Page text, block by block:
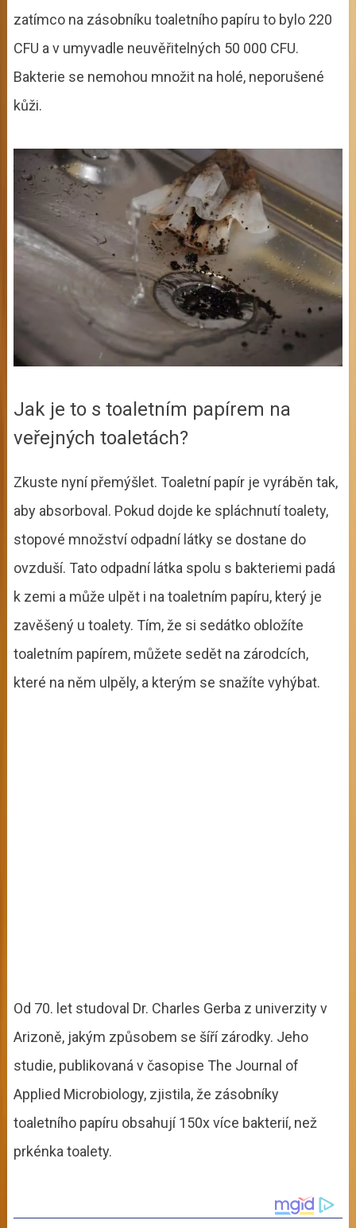
zatímco na zásobníku toaletního papíru to bylo 220
CFU a v umyvadle neuvěřitelných 50 000 CFU.
Bakterie se nemohou množit na holé, neporušené
kůži.
Jak je to s toaletním papírem na
veřejných toaletách?
Zkuste nyní přemýšlet. Toaletní papír je vyráběn tak,
aby absorboval. Pokud dojde ke spláchnutí toalety,
stopové množství odpadní látky se dostane do
ovzduší. Tato odpadní látka spolu s bakteriemi padá
k zemi a může ulpět i na toaletním papíru, který je
zavěšený u toalety. Tím, že si sedátko obložíte
toaletním papírem, můžete sedět na zárodcích,
které na něm ulpěly, a kterým se snažíte vyhýbat.
Od 70. let studoval Dr. Charles Gerba z univerzity v
Arizoně, jakým způsobem se šíří zárodky. Jeho
studie, publikovaná v časopise The Journal of
Applied Microbiology, zjistila, že zásobníky
toaletního papíru obsahují 150x více bakterií, než
prkénka toalety.